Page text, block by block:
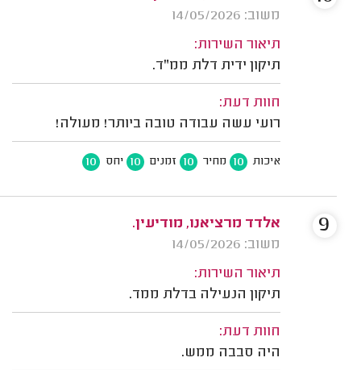
משוב: 14/05/2026
תיאור השירות:
תיקון ידית דלת ממ"ד.
חוות דעת:
רועי עשה עבודה טובה ביותר! מעולה!
איכות 10 מחיר 10 זמנים 10 יחס 10
אלדד מרציאנו, מודיעין.
משוב: 14/05/2026
תיאור השירות:
תיקון הנעילה בדלת ממד.
חוות דעת:
היה סבבה ממש.
9